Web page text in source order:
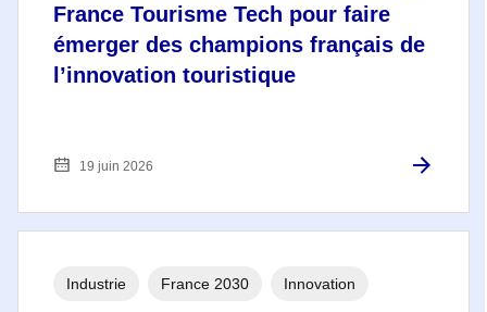
France Tourisme Tech pour faire
émerger des champions français de
l’innovation touristique
19 juin 2026
Industrie France 2030 Innovation